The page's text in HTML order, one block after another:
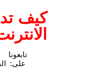
كيف
تابعونا
على: